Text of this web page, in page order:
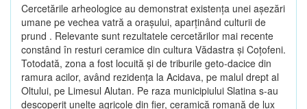
Cercetările arheologice au demonstrat existenţa unei aşezări
umane pe vechea vatră a oraşului, aparţinând culturii de
prund . Relevante sunt rezultatele cercetărilor mai recente
constând în resturi ceramice din cultura Vădastra şi Coţofeni.
Totodată, zona a fost locuită şi de triburile geto-dacice din
ramura acilor, având rezidenţa la Acidava, pe malul drept al
Oltului, pe Limesul Alutan. Pe raza municipiului Slatina s-au
descoperit unelte agricole din fier, ceramică romană de lux